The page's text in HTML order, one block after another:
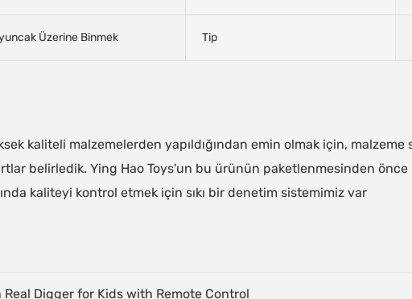
Üzerine Binmek Tip
kaliteli malzemelerden yapıldığından emin olmak için,
belirledik. Ying Hao Toys'un bu ürünün paketlenmesinden
kaliteyi kontrol etmek için sıkı bir denetim sistemimiz var